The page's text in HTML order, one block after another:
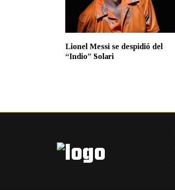
Lionel Messi se despidió del
“Indio” Solari